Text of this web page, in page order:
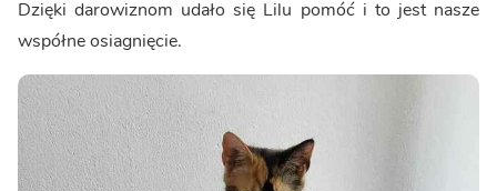
Dzięki darowiznom udało się Lilu pomóć i to jest nasze
współne osiagnięcie.